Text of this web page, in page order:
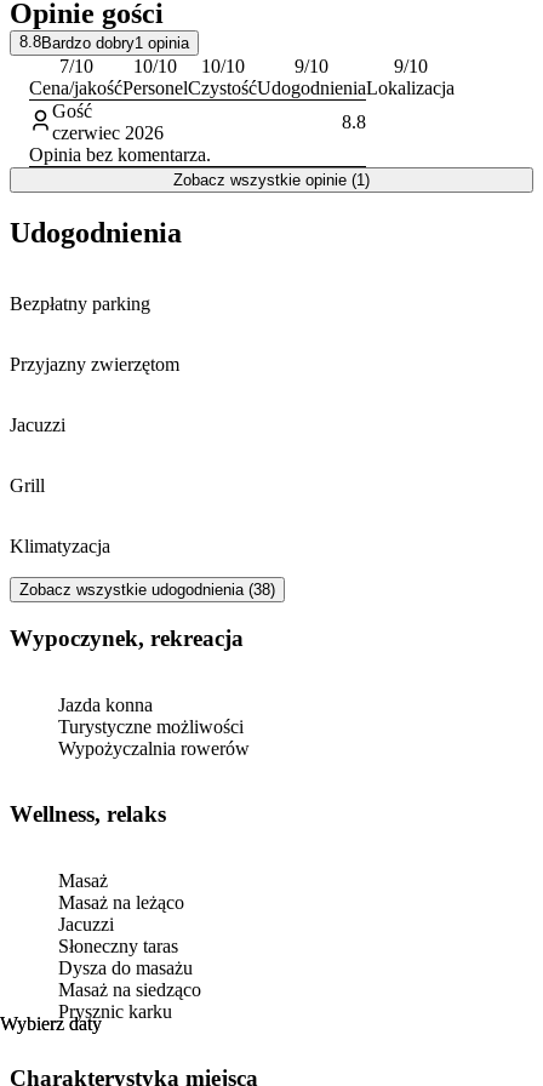
obiektu posługuje się językiem węgierskim.
Opinie gości
8.8Bardzo dobry1 opinia
7/10
Cena/jakość
10/10
Personel
10/10
Czystość
9/10
Udogodnienia
9/10
Lokalizacja
Gość
czerwiec 2026
8.8
Opinia bez komentarza.
Zobacz wszystkie opinie (1)
Wybierz daty
Wybierz daty
Udogodnienia
Bezpłatny parking
Przyjazny zwierzętom
Jacuzzi
Grill
Klimatyzacja
Zobacz wszystkie udogodnienia (38)
Wypoczynek, rekreacja
Jazda konna
Turystyczne możliwości
Wypożyczalnia rowerów
Wellness, relaks
Masaż
Masaż na leżąco
Jacuzzi
Słoneczny taras
Dysza do masażu
Masaż na siedząco
Prysznic karku
Charakterystyka miejsca